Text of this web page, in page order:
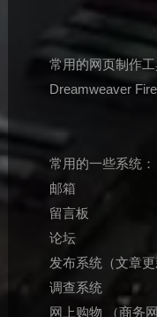
常用的网页制作工
Dreamweaver
常用的一些系统：
邮箱
留言板
论坛
发布系统（文章更
调查系统
网上购物 （商务网